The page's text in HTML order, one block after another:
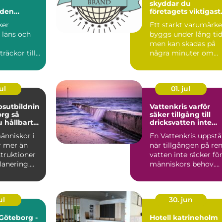
och
till
När
skyddar du
företagets
Ett starkt varumärke
byggs under lång
men kan skadas på
några minuter om
anv...
så
hållbart
i
mer än
01. jul
Vattenkris varför
säker tillgång till
dricksvatten inte
given
En Vattenkris
när tillgången på
vatten inte räcker för
människors behov.
-
30. jun
Hotell katrineholm